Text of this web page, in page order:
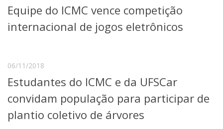
Equipe do ICMC vence competição
internacional de jogos eletrônicos
06/11/2018
Estudantes do ICMC e da UFSCar
convidam população para participar de
plantio coletivo de árvores